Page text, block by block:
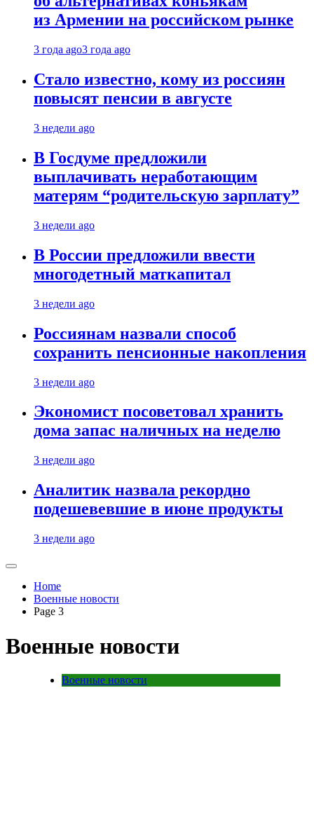
из Армении на российском рынке
3 года ago3 года ago
Стало известно, кому из россиян
повысят пенсии в августе
3 недели ago
В Госдуме предложили
выплачивать неработающим
матерям “родительскую зарплату”
3 недели ago
В России предложили ввести
многодетный маткапитал
3 недели ago
Россиянам назвали способ
сохранить пенсионные накопления
3 недели ago
Экономист посоветовал хранить
дома запас наличных на неделю
3 недели ago
Аналитик назвала рекордно
подешевевшие в июне продукты
3 недели ago
Home
Военные новости
Page 3
Военные новости
Военные новости